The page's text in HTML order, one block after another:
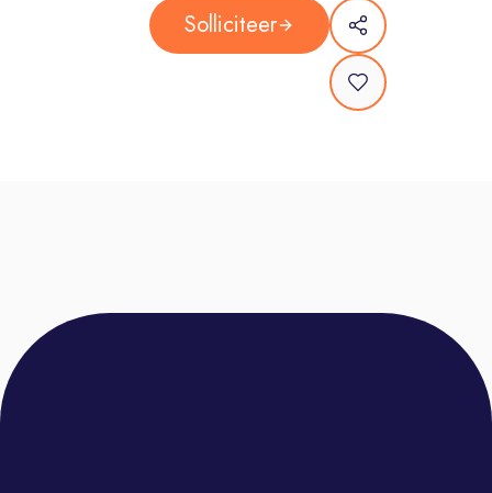
Opleiding- en trainingsprogramma’s
van onze eigen PepperAcademy
De leukste feestjes, borrels en
evenementen – enjoy the ride!
waar je het beste uit jezelf leert
Solliciteer